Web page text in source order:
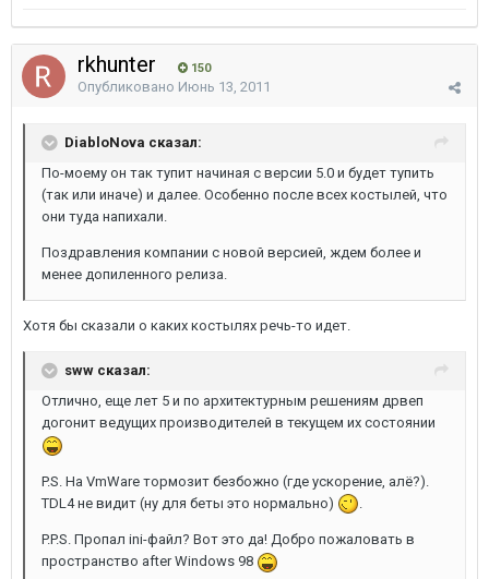
rkhunter 150
Опубликовано Июнь 13, 2011
DiabloNova сказал:
По-моему он так тупит начиная с версии 5.0 и будет тупить
(так или иначе) и далее. Особенно после всех костылей, что
они туда напихали.
Поздравления компании с новой версией, ждем более и
менее допиленного релиза.
Хотя бы сказали о каких костылях речь-то идет.
sww сказал:
Отлично, еще лет 5 и по архитектурным решениям дрвеп
догонит ведущих производителей в текущем их состоянии
P.S. На VmWare тормозит безбожно (где ускорение, алё?).
TDL4 не видит (ну для беты это нормально)
P.P.S. Пропал ini-файл? Вот это да! Добро пожаловать в
пространство after Windows 98